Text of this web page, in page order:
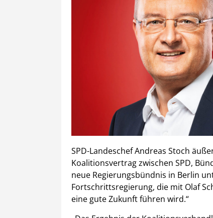
SPD-Landeschef Andreas Stoch
Koalitionsvertrag zwischen SPD,
neue Regierungsbündnis in Berlin
Fortschrittsregierung, die mit Olaf
eine gute Zukunft führen wird.“